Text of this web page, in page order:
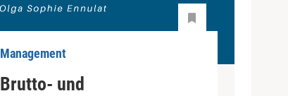
Management
Brutto- und